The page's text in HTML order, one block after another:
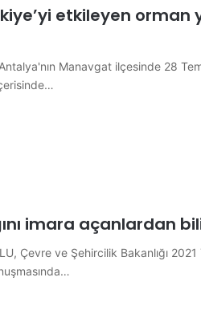
etkileyen orman
Manavgat ilçesinde 28
imara açanlardan
Çevre ve Şehircilik Bakanlığı 2021